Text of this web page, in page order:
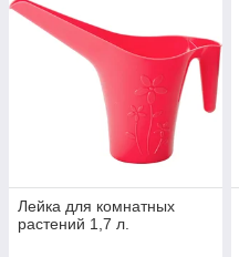
Лейка для комнатных
растений 1,7 л.